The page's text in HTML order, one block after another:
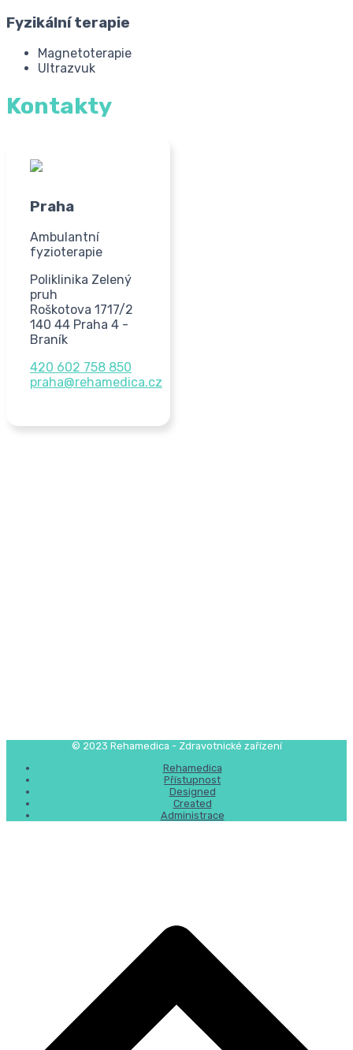
Fyzikální terapie
Magnetoterapie
Ultrazvuk
Kontakty
Praha
Ambulantní
fyzioterapie
Poliklinika Zelený
pruh
Roškotova 1717/2
140 44 Praha 4 -
Braník
420 602 758 850
praha@rehamedica.cz
© 2023 Rehamedica - Zdravotnické zařízení
Rehamedica
Přístupnost
Designed
Created
Administrace